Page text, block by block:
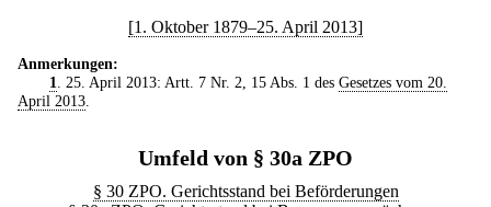
[1. Oktober 1879–25. April 2013]
Anmerkungen:
1
. 25. April 2013: Artt. 7 Nr. 2, 15 Abs. 1 des Gesetzes vom 20.
April 2013
Umfeld von § 30a ZPO
§ 30 ZPO. Gerichtsstand bei Beförderungen